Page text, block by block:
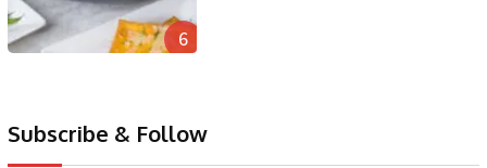
6
Subscribe & Follow